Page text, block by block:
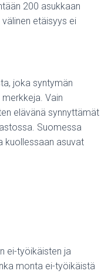
200 asukkaan
etäisyys ei
joka syntymän
Vain
elävänä synnyttämät
Suomessa
kuollessaan asuvat
ei-työikäisten ja
monta ei-työikäistä